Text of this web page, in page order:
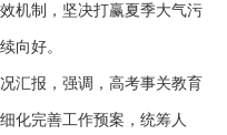
机制，坚决打赢夏季大气污
向好。
汇报，强调，高考事关教育
化完善工作预案，统筹人